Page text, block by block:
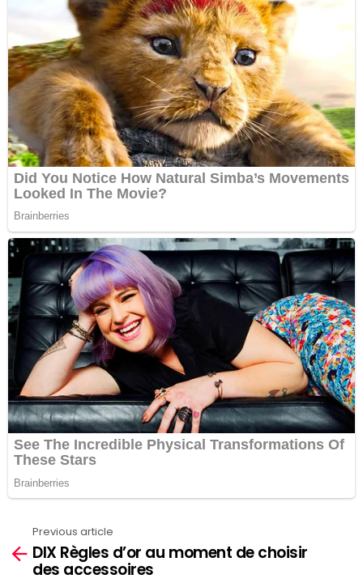
See
more
Previous article
DIX Règles d’or au moment de choisir
des accessoires